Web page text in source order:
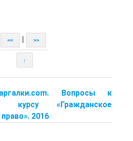
<< >>
↑
Вопросы к
курсу «Гражданское
2016